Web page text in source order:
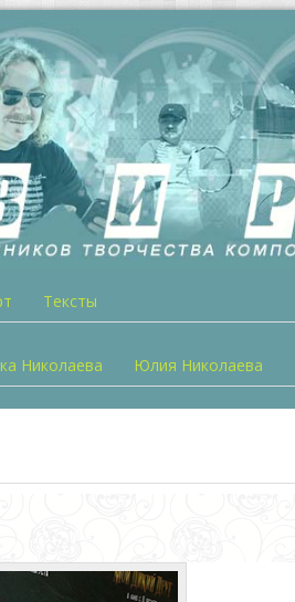
Тексты
Николаева Юлия Николаева